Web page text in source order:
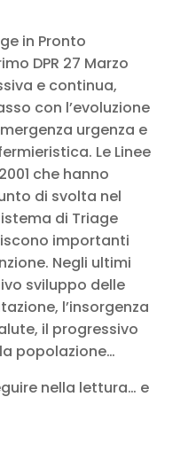
in Pronto
DPR 27 Marzo
e continua,
con l’evoluzione
urgenza e
Le Linee
che hanno
di svolta nel
di Triage
importanti
Negli ultimi
sviluppo delle
l’insorgenza
il progressivo
popolazione…
nella lettura… e